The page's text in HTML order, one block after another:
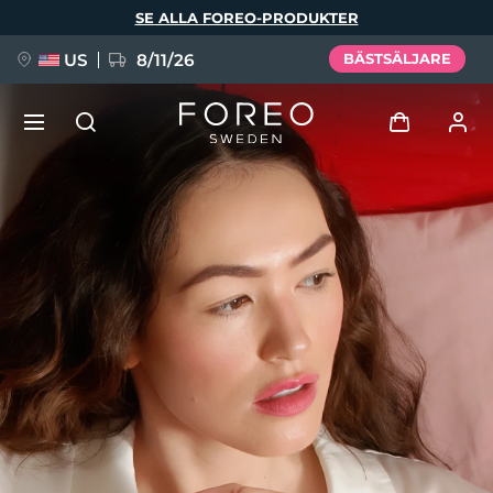
SE ALLA FOREO-PRODUKTER
US 8/11/26 BÄSTSÄLJARE
Logga in
Användarprofil
Mina enheter
Mina beställningar
Mina adresser
Mina prenumerationer
FAQ™ Pure Beauty-Tech Elixir
BREAKING NEWS
issa™ Teeth Whitening Set
Språk
English Deutsch
Español
Français
Português
Polski
Svenska
Русский
Türkçe
简体中文 繁體中文